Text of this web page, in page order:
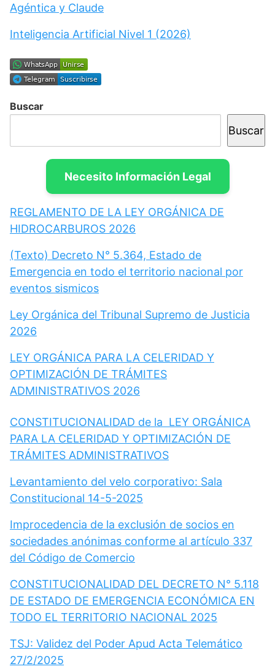
Agéntica y Claude
Inteligencia Artificial Nivel 1 (2026)
Buscar
Buscar
Necesito Información Legal
REGLAMENTO DE LA LEY ORGÁNICA DE
HIDROCARBUROS 2026
(Texto) Decreto N° 5.364, Estado de
Emergencia en todo el territorio nacional por
eventos sismicos
Ley Orgánica del Tribunal Supremo de Justicia
2026
LEY ORGÁNICA PARA LA CELERIDAD Y
OPTIMIZACIÓN DE TRÁMITES
ADMINISTRATIVOS 2026
CONSTITUCIONALIDAD de la LEY ORGÁNICA
PARA LA CELERIDAD Y OPTIMIZACIÓN DE
TRÁMITES ADMINISTRATIVOS
Levantamiento del velo corporativo: Sala
Constitucional 14-5-2025
Improcedencia de la exclusión de socios en
sociedades anónimas conforme al artículo 337
del Código de Comercio
CONSTITUCIONALIDAD DEL DECRETO N° 5.118
DE ESTADO DE EMERGENCIA ECONÓMICA EN
TODO EL TERRITORIO NACIONAL 2025
TSJ: Validez del Poder Apud Acta Telemático
27/2/2025